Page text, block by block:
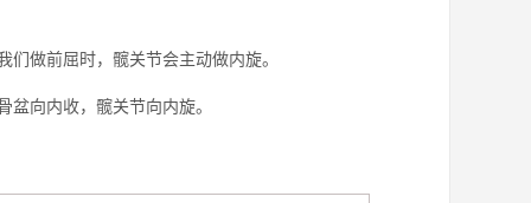
做前屈时，髋关节会主动做内旋。
向内收，髋关节向内旋。